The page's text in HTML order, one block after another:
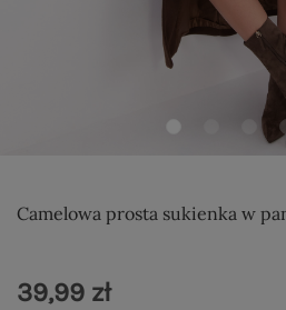
Camelowa prosta sukienka w
39,99 zł